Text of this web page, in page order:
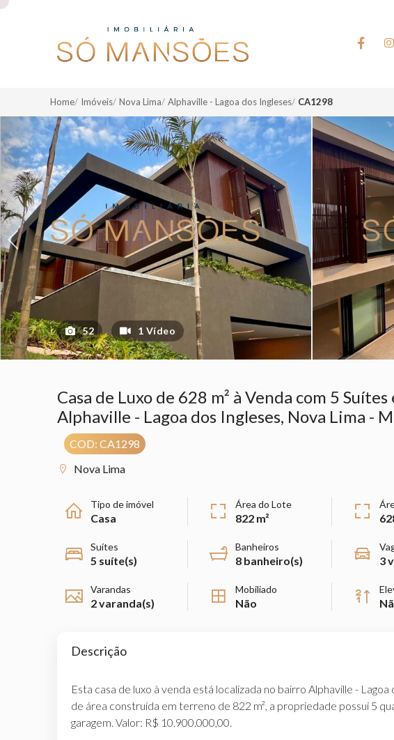
Home Imóveis Nova Lima Alphaville - Lagoa dos Ingleses CA1298
Previous
52 1 Vídeo
Casa de Luxo de 628 m² à Venda com 5
Alphaville - Lagoa dos Ingleses, Nova Lima -
COD: CA1298
Nova Lima
Tipo de imóvel
Casa
Área do Lote
822 m²
Suítes
5 suíte(s)
Banheiros
8 banheiro(s) 3
Varandas
2 varanda(s)
Mobiliado
Não
Descrição
Esta casa de luxo à venda está localizada no bairro Alphaville -
de área construída em terreno de 822 m², a propriedade possui 5
garagem. Valor: R$ 10.900.000,00.